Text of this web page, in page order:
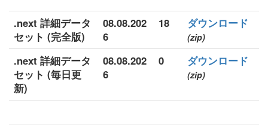
.next 詳細データ
セット (完全版)
08.08.202
6
18 ダウンロード
(zip)
.next 詳細データ
セット (毎日更
新)
08.08.202
6
0 ダウンロード
(zip)